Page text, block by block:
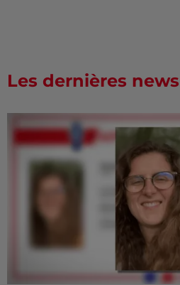
Les dernières news